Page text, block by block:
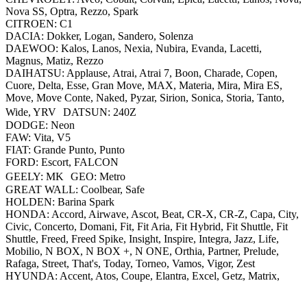
Nova SS, Optra, Rezzo, Spark
CITROEN: C1
DACIA: Dokker, Logan, Sandero, Solenza
DAEWOO: Kalos, Lanos, Nexia, Nubira, Evanda, Lacetti,
Magnus, Matiz, Rezzo
DAIHATSU: Applause, Atrai, Atrai 7, Boon, Charade, Copen,
Cuore, Delta, Esse, Gran Move, MAX, Materia, Mira, Mira ES,
Move, Move Conte, Naked, Pyzar, Sirion, Sonica, Storia, Tanto,
Wide, YRV DATSUN: 240Z
DODGE: Neon
FAW: Vita, V5
FIAT: Grande Punto, Punto
FORD: Escort, FALCON
GEELY: MK GEO: Metro
GREAT WALL: Coolbear, Safe
HOLDEN: Barina Spark
HONDA: Accord, Airwave, Ascot, Beat, CR-X, CR-Z, Capa, City,
Civic, Concerto, Domani, Fit, Fit Aria, Fit Hybrid, Fit Shuttle, Fit
Shuttle, Freed, Freed Spike, Insight, Inspire, Integra, Jazz, Life,
Mobilio, N BOX, N BOX +, N ONE, Orthia, Partner, Prelude,
Rafaga, Street, That's, Today, Torneo, Vamos, Vigor, Zest
HYUNDA: Accent, Atos, Coupe, Elantra, Excel, Getz, Matrix,